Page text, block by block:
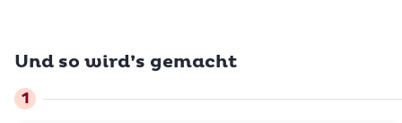
Und so wird’s gemacht